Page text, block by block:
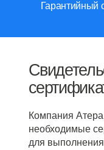
Гарантийный
Компания
необходимые
для выполнения